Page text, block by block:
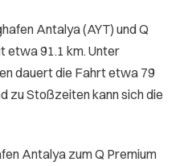
Antalya (AYT) und Q
etwa 91.1 km. Unter
dauert die Fahrt etwa 79
zu Stoßzeiten kann sich die
Antalya zum Q Premium